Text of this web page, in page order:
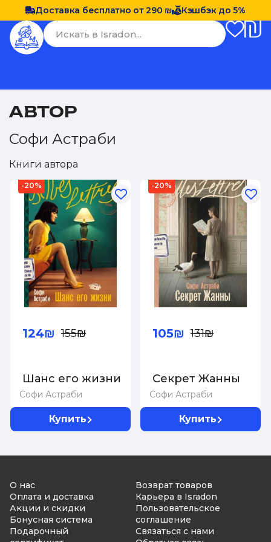
Доставка бесплатно от 290 ₪ Кэшбэк до 5%
АВТОР
Софи Астраби
Книги автора
-20%
Софи Астраби
Шанс его жизни
124₪ 155₪
Купить
-20%
Софи Астраби
Секрет Жанны
105₪ 131₪
Купить
О нас
Оплата и доставка
Акции и скидки
Бонусная система
Подарочный
Возврат товаров
Карьера в Isradon
Пользовательское
соглашение
Связаться с нами